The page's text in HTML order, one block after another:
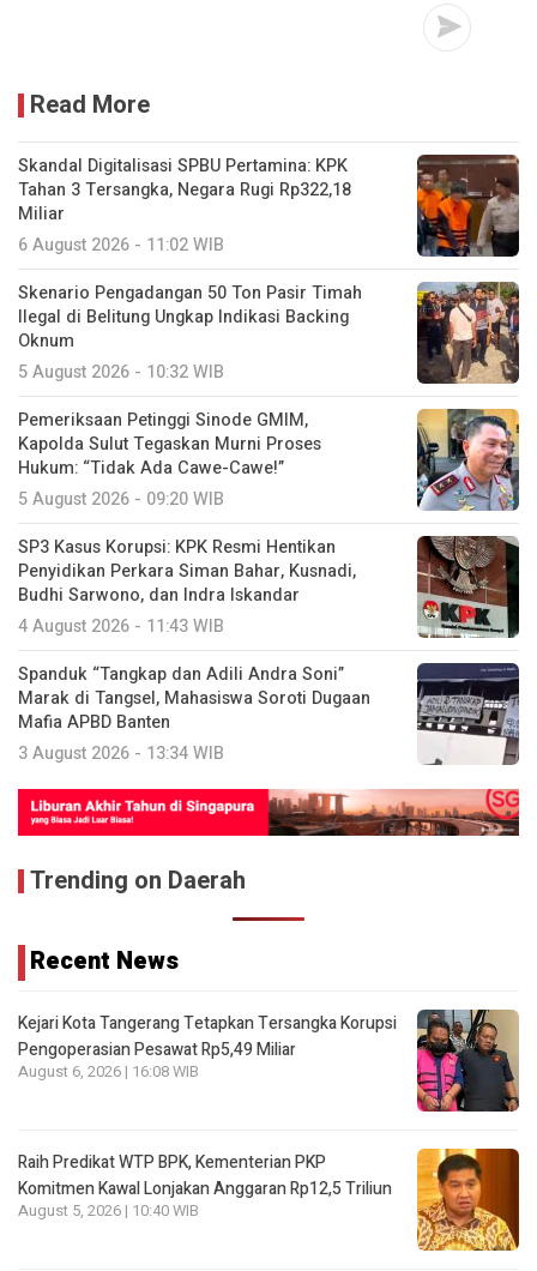
Read More
Skandal Digitalisasi SPBU Pertamina: KPK
Tahan 3 Tersangka, Negara Rugi Rp322,18
Miliar
6 August 2026 - 11:02 WIB
Skenario Pengadangan 50 Ton Pasir Timah
Ilegal di Belitung Ungkap Indikasi Backing
Oknum
5 August 2026 - 10:32 WIB
Pemeriksaan Petinggi Sinode GMIM,
Kapolda Sulut Tegaskan Murni Proses
Hukum: “Tidak Ada Cawe-Cawe!”
5 August 2026 - 09:20 WIB
SP3 Kasus Korupsi: KPK Resmi Hentikan
Penyidikan Perkara Siman Bahar, Kusnadi,
Budhi Sarwono, dan Indra Iskandar
4 August 2026 - 11:43 WIB
Spanduk “Tangkap dan Adili Andra Soni”
Marak di Tangsel, Mahasiswa Soroti Dugaan
Mafia APBD Banten
3 August 2026 - 13:34 WIB
Trending on Daerah
Recent News
Kejari Kota Tangerang Tetapkan Tersangka Korupsi
Pengoperasian Pesawat Rp5,49 Miliar
August 6, 2026 | 16:08 WIB
Raih Predikat WTP BPK, Kementerian PKP
Komitmen Kawal Lonjakan Anggaran Rp12,5 Triliun
August 5, 2026 | 10:40 WIB